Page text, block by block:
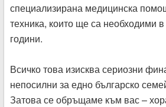
специализирана медицинска
техника, които ще са необходими
години.
Всичко това изисква сериозни
непосилни за едно българско
Затова се обръщаме към вас –